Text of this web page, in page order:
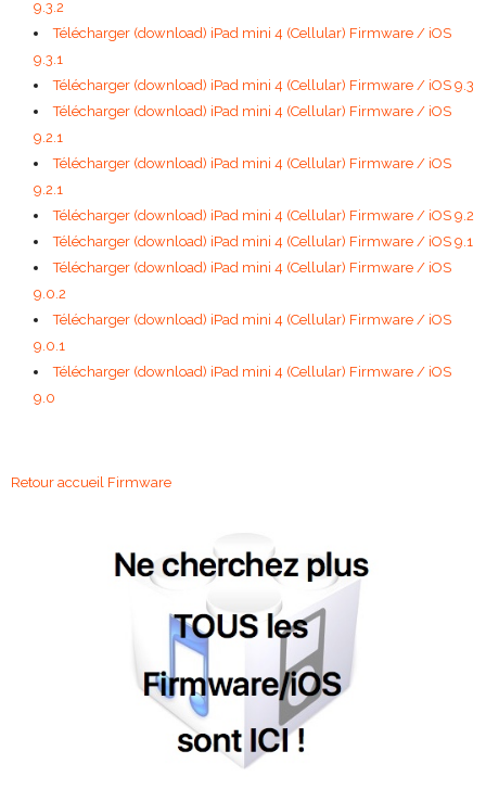
9.3.2
Télécharger (download) iPad mini 4 (Cellular) Firmware / iOS
9.3.1
Télécharger (download) iPad mini 4 (Cellular) Firmware / iOS 9.3
Télécharger (download) iPad mini 4 (Cellular) Firmware / iOS
9.2.1
Télécharger (download) iPad mini 4 (Cellular) Firmware / iOS
9.2.1
Télécharger (download) iPad mini 4 (Cellular) Firmware / iOS 9.2
Télécharger (download) iPad mini 4 (Cellular) Firmware / iOS 9.1
Télécharger (download) iPad mini 4 (Cellular) Firmware / iOS
9.0.2
Télécharger (download) iPad mini 4 (Cellular) Firmware / iOS
9.0.1
Télécharger (download) iPad mini 4 (Cellular) Firmware / iOS
9.0
Retour accueil Firmware